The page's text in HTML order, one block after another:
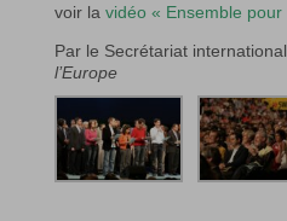
voir la vidéo « Ensemble pour
Par le Secrétariat
l’Europe